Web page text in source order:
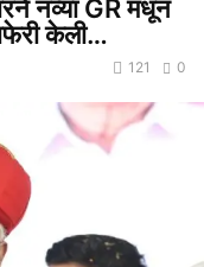
नव्या GR मधून
केली…
0
121